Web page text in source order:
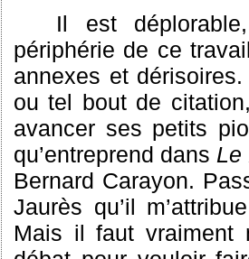
Il est
périphérie de ce
annexes et
ou tel bout de
avancer ses petits
qu’entreprend dans Le
Bernard Carayon.
Jaurès qu’il
Mais il faut vraiment